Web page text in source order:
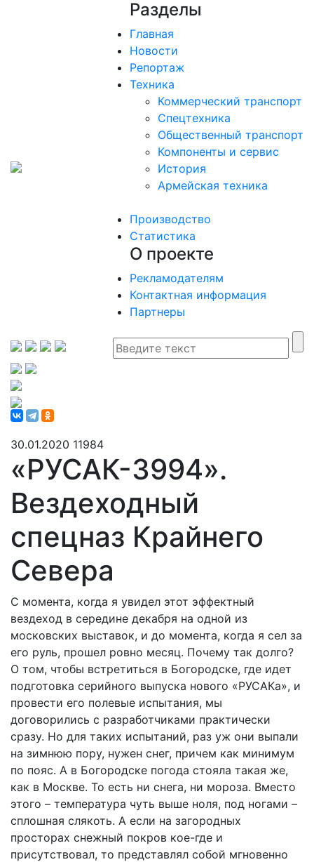
Разделы
Главная
Новости
Репортаж
Техника
Коммерческий транспорт
Спецтехника
Общественный транспорт
Компоненты и сервис
История
Армейская техника
Производство
Статистика
О проекте
Рекламодателям
Контактная информация
Партнеры
30.01.2020 11984
«РУСАК-3994».
Вездеходный
спецназ Крайнего
Севера
С момента, когда я увидел этот эффектный
вездеход в середине декабря на одной из
московских выставок, и до момента, когда я сел за
его руль, прошел ровно месяц. Почему так долго?
О том, чтобы встретиться в Богородске, где идет
подготовка серийного выпуска нового «РУСАКа», и
провести его полевые испытания, мы
договорились с разработчиками практически
сразу. Но для таких испытаний, раз уж они выпали
на зимнюю пору, нужен снег, причем как минимум
по пояс. А в Богородске погода стояла такая же,
как в Москве. То есть ни снега, ни мороза. Вместо
этого – температура чуть выше ноля, под ногами –
сплошная слякоть. А если на загородных
просторах снежный покров кое-где и
присутствовал, то представлял собой мгновенно